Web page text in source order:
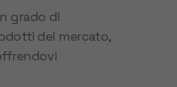
grado di
del mercato,